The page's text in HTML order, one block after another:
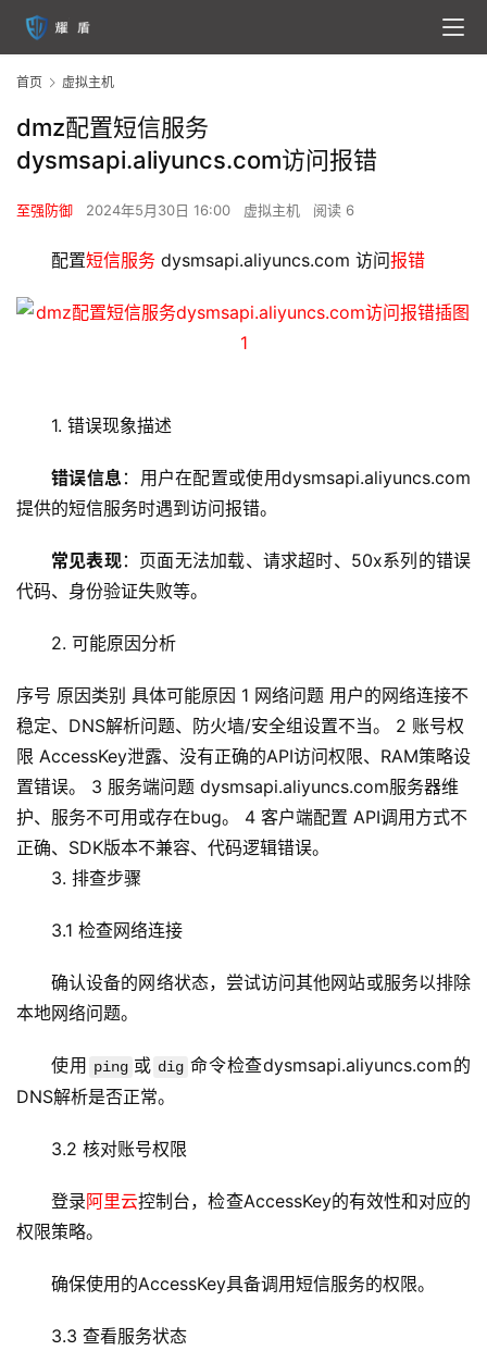
首页 虚拟主机
dmz配置短信服务
dysmsapi.aliyuncs.com访问报错
至强防御 2024年5月30日 16:00 虚拟主机 阅读 6
配置短信服务 dysmsapi.aliyuncs.com 访问报错
1. 错误现象描述
错误信息：用户在配置或使用dysmsapi.aliyuncs.com
提供的短信服务时遇到访问报错。
常见表现：页面无法加载、请求超时、50x系列的错误
代码、身份验证失败等。
2. 可能原因分析
序号 原因类别 具体可能原因 1 网络问题 用户的网络连接不
稳定、DNS解析问题、防火墙/安全组设置不当。 2 账号权
限 AccessKey泄露、没有正确的API访问权限、RAM策略设
置错误。 3 服务端问题 dysmsapi.aliyuncs.com服务器维
护、服务不可用或存在bug。 4 客户端配置 API调用方式不
正确、SDK版本不兼容、代码逻辑错误。
3. 排查步骤
3.1 检查网络连接
确认设备的网络状态，尝试访问其他网站或服务以排除
本地网络问题。
使用 ping 或 dig 命令检查dysmsapi.aliyuncs.com的
DNS解析是否正常。
3.2 核对账号权限
登录阿里云控制台，检查AccessKey的有效性和对应的
权限策略。
确保使用的AccessKey具备调用短信服务的权限。
3.3 查看服务状态